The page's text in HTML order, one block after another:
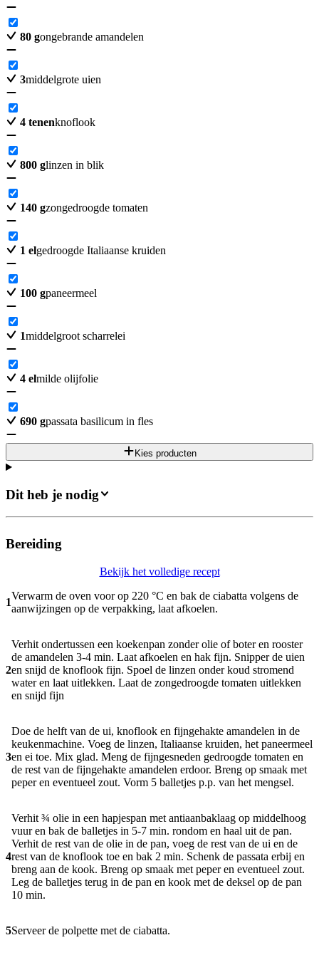
80 gongebrande amandelen
3middelgrote uien
4 tenenknoflook
800 glinzen in blik
140 gzongedroogde tomaten
1 elgedroogde Italiaanse kruiden
100 gpaneermeel
1middelgroot scharrelei
4 elmilde olijfolie
690 gpassata basilicum in fles
Kies producten
Dit heb je nodig
Bereiding
Bekijk het volledige recept
1
Verwarm de oven voor op 220 °C en bak de ciabatta volgens de
aanwijzingen op de verpakking, laat afkoelen.
2
Verhit ondertussen een koekenpan zonder olie of boter en rooster
de amandelen 3-4 min. Laat afkoelen en hak fijn. Snipper de uien
en snijd de knoflook fijn. Spoel de linzen onder koud stromend
water en laat uitlekken. Laat de zongedroogde tomaten uitlekken
en snijd fijn
3
Doe de helft van de ui, knoflook en fijngehakte amandelen in de
keukenmachine. Voeg de linzen, Italiaanse kruiden, het paneermeel
en ei toe. Mix glad. Meng de fijngesneden gedroogde tomaten en
de rest van de fijngehakte amandelen erdoor. Breng op smaak met
peper en eventueel zout. Vorm 5 balletjes p.p. van het mengsel.
4
Verhit ¾ olie in een hapjespan met antiaanbaklaag op middelhoog
vuur en bak de balletjes in 5-7 min. rondom en haal uit de pan.
Verhit de rest van de olie in de pan, voeg de rest van de ui en de
rest van de knoflook toe en bak 2 min. Schenk de passata erbij en
breng aan de kook. Breng op smaak met peper en eventueel zout.
Leg de balletjes terug in de pan en kook met de deksel op de pan
10 min.
5Serveer de polpette met de ciabatta.